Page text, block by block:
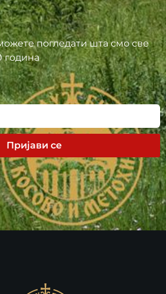
погледати шта смо све
година
Пријави се